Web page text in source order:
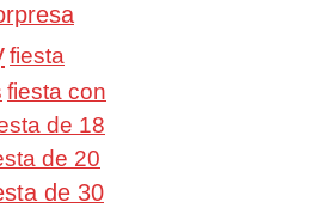
fiesta
fiesta con
de 18
de 20
de 30